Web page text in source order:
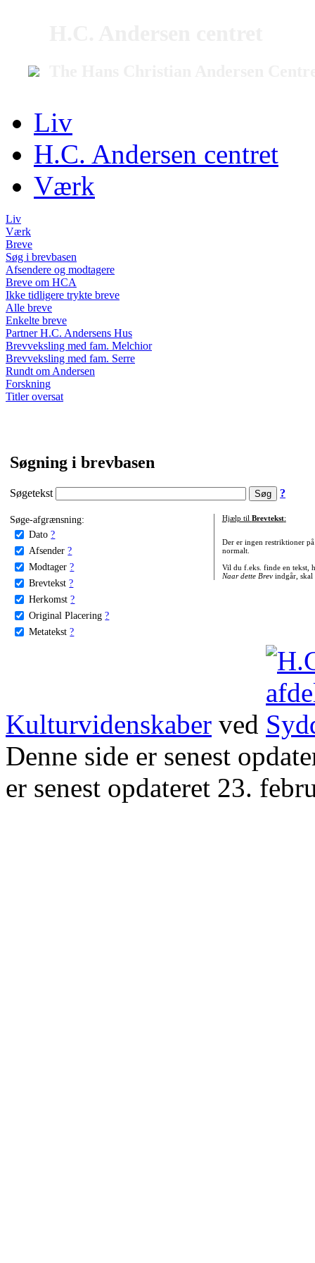
Liv
H.C. Andersen centret
Værk
Liv
Værk
Breve
Søg i brevbasen
Afsendere og modtagere
Breve om HCA
Ikke tidligere trykte breve
Alle breve
Enkelte breve
Partner H.C. Andersens Hus
Brevveksling med fam. Melchior
Brevveksling med fam. Serre
Rundt om Andersen
Forskning
Titler oversat
Søgning i brevbasen
Søgetekst ?
Søge-afgrænsning:
Dato ?
Afsender ?
Modtager ?
Brevtekst ?
Herkomst ?
Original Placering ?
Metatekst ?
Hjælp til Brevtekst:
Der er ingen restriktioner
normalt.
Vil du f.eks. finde en tekst,
Naar dette Brevindgår, skal
Kulturvidenskaber ved
Denne side er senest
er senest opdateret 23.